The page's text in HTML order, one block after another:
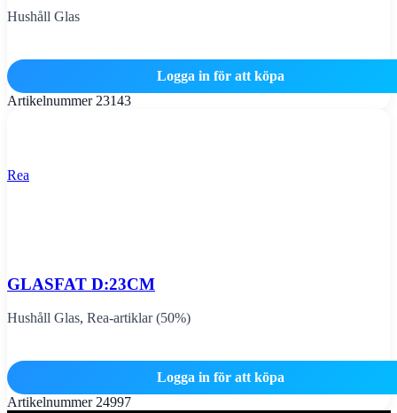
Hushåll Glas
Logga in för att köpa
Artikelnummer 23143
Rea
GLASFAT D:23CM
Hushåll Glas, Rea-artiklar (50%)
Logga in för att köpa
Artikelnummer 24997